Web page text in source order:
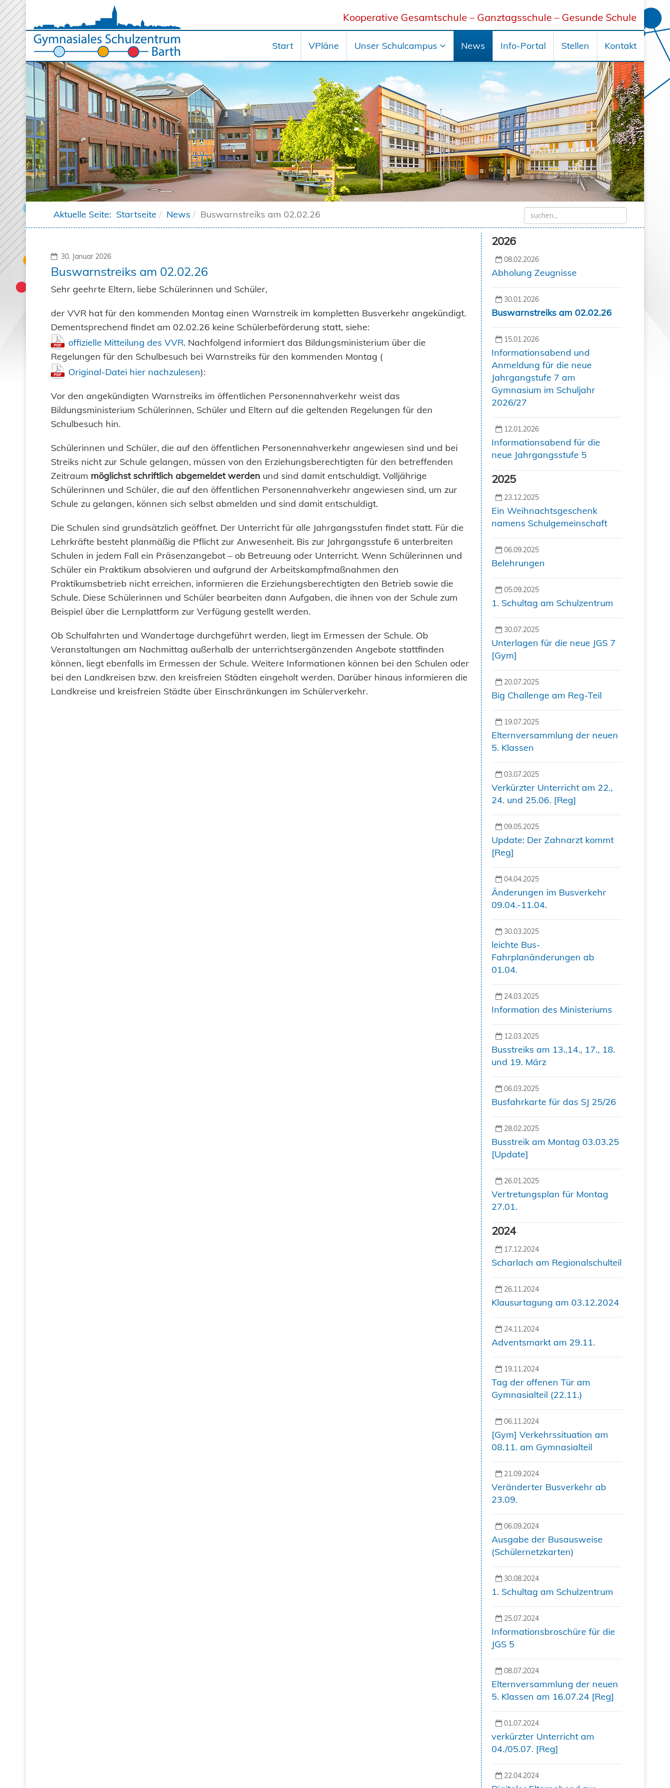
Kooperative Gesamtschule – Ganztagsschule – Gesunde Schule
Start VPläne Unser Schulcampus News Info-Portal Stellen Kontakt
Aktuelle Seite: Startseite News Buswarnstreiks am 02.02.26
30. Januar 2026
Buswarnstreiks am 02.02.26
Sehr geehrte Eltern, liebe Schülerinnen und Schüler,
der VVR hat für den kommenden Montag einen Warnstreik im kompletten Busverkehr angekündigt.
Dementsprechend findet am 02.02.26 keine Schülerbeförderung statt, siehe:
offizielle Mitteilung des VVR. Nachfolgend informiert das Bildungsministerium über die
Regelungen für den Schulbesuch bei Warnstreiks für den kommenden Montag (
Original-Datei hier nachzulesen):
Vor den angekündigten Warnstreiks im öffentlichen Personennahverkehr weist das
Bildungsministerium Schülerinnen, Schüler und Eltern auf die geltenden Regelungen für den
Schulbesuch hin.
Schülerinnen und Schüler, die auf den öffentlichen Personennahverkehr angewiesen sind und bei
Streiks nicht zur Schule gelangen, müssen von den Erziehungsberechtigten für den betreffenden
Zeitraum möglichst schriftlich abgemeldet werden und sind damit entschuldigt. Volljährige
Schülerinnen und Schüler, die auf den öffentlichen Personennahverkehr angewiesen sind, um zur
Schule zu gelangen, können sich selbst abmelden und sind damit entschuldigt.
Die Schulen sind grundsätzlich geöffnet. Der Unterricht für alle Jahrgangsstufen findet statt. Für die
Lehrkräfte besteht planmäßig die Pflicht zur Anwesenheit. Bis zur Jahrgangsstufe 6 unterbreiten
Schulen in jedem Fall ein Präsenzangebot – ob Betreuung oder Unterricht. Wenn Schülerinnen und
Schüler ein Praktikum absolvieren und aufgrund der Arbeitskampfmaßnahmen den
Praktikumsbetrieb nicht erreichen, informieren die Erziehungsberechtigten den Betrieb sowie die
Schule. Diese Schülerinnen und Schüler bearbeiten dann Aufgaben, die ihnen von der Schule zum
Beispiel über die Lernplattform zur Verfügung gestellt werden.
Ob Schulfahrten und Wandertage durchgeführt werden, liegt im Ermessen der Schule. Ob
Veranstaltungen am Nachmittag außerhalb der unterrichtsergänzenden Angebote stattfinden
können, liegt ebenfalls im Ermessen der Schule. Weitere Informationen können bei den Schulen oder
bei den Landkreisen bzw. den kreisfreien Städten eingeholt werden. Darüber hinaus informieren die
Landkreise und kreisfreien Städte über Einschränkungen im Schülerverkehr.
2026
08.02.2026
Abholung Zeugnisse
30.01.2026
Buswarnstreiks am 02.02.26
15.01.2026
Informationsabend und
Anmeldung für die neue
Jahrgangstufe 7 am
Gymnasium im Schuljahr
2026/27
12.01.2026
Informationsabend für die
neue Jahrgangsstufe 5
2025
23.12.2025
Ein Weihnachtsgeschenk
namens Schulgemeinschaft
06.09.2025
Belehrungen
05.09.2025
1. Schultag am Schulzentrum
30.07.2025
Unterlagen für die neue JGS 7
[Gym]
20.07.2025
Big Challenge am Reg-Teil
19.07.2025
Elternversammlung der neuen
5. Klassen
03.07.2025
Verkürzter Unterricht am 22.,
24. und 25.06. [Reg]
09.05.2025
Update: Der Zahnarzt kommt
[Reg]
04.04.2025
Änderungen im Busverkehr
09.04.-11.04.
30.03.2025
leichte Bus-
Fahrplanänderungen ab
01.04.
24.03.2025
Information des Ministeriums
12.03.2025
Busstreiks am 13.,14., 17., 18.
und 19. März
06.03.2025
Busfahrkarte für das SJ 25/26
28.02.2025
Busstreik am Montag 03.03.25
[Update]
26.01.2025
Vertretungsplan für Montag
27.01.
2024
17.12.2024
Scharlach am Regionalschulteil
26.11.2024
Klausurtagung am 03.12.2024
24.11.2024
Adventsmarkt am 29.11.
19.11.2024
Tag der offenen Tür am
Gymnasialteil (22.11.)
06.11.2024
[Gym] Verkehrssituation am
08.11. am Gymnasialteil
21.09.2024
Veränderter Busverkehr ab
23.09.
06.09.2024
Ausgabe der Busausweise
(Schülernetzkarten)
30.08.2024
1. Schultag am Schulzentrum
25.07.2024
Informationsbroschüre für die
JGS 5
08.07.2024
Elternversammlung der neuen
5. Klassen am 16.07.24 [Reg]
01.07.2024
verkürzter Unterricht am
04./05.07. [Reg]
22.04.2024